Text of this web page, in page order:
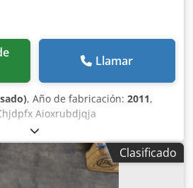
Llamar
, Año de fabricación: 2011,
Aioxrubdjqja
Clasificado